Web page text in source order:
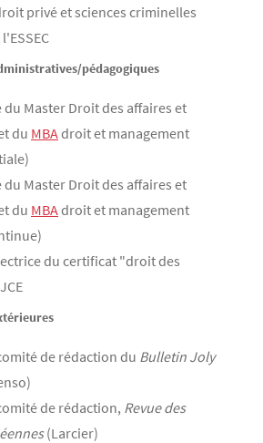
privé et sciences criminelles
pédagogiques
Master Droit des affaires et
du MBAdroit et management
Master Droit des affaires et
du MBAdroit et management
du certificat "droit des
de rédaction du Bulletin Joly
de rédaction, Revue des
(Larcier)